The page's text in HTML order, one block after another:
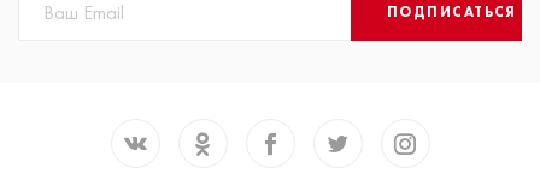
ПОДПИСАТЬСЯ